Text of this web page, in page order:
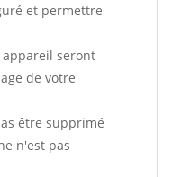
et permettre
appareil seront
de votre
être supprimé
n'est pas